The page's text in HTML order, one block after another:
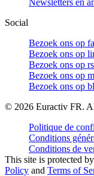
Social
Bezoek ons op
Bezoek ons op
Bezoek ons op
Bezoek ons op
Bezoek ons op
© 2026 Euractiv FR.
Politique de
Conditions
Conditions de
This site is protected
Policy and Terms of